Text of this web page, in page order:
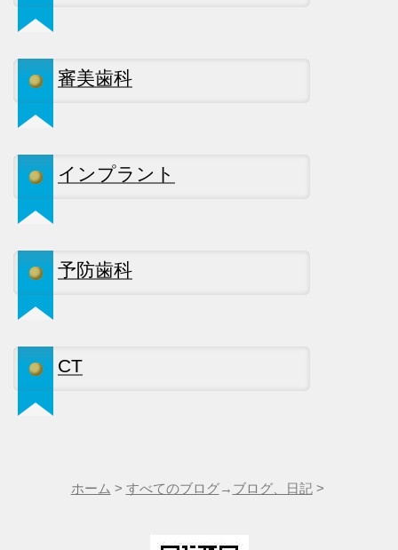
審美歯科
インプラント
予防歯科
CT
ホーム > すべてのブログ→ ブログ、日記>